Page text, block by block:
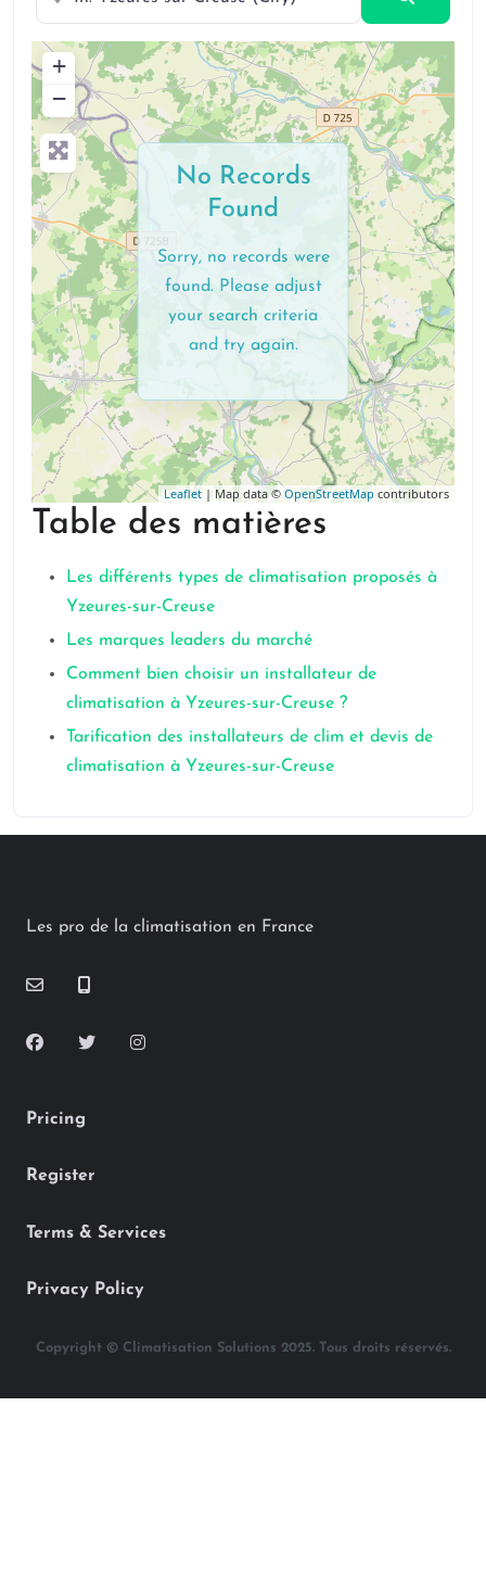
+
−
Leaflet | Map data © OpenStreetMap contributors
No Records
Found
Sorry, no records were
found. Please adjust
your search criteria
and try again.
Table des matières
Les différents types de climatisation proposés à
Yzeures-sur-Creuse
Les marques leaders du marché
Comment bien choisir un installateur de
climatisation à Yzeures-sur-Creuse ?
Tarification des installateurs de clim et devis de
climatisation à Yzeures-sur-Creuse
Les pro de la climatisation en France
Pricing
Register
Terms & Services
Privacy Policy
Copyright © Climatisation Solutions 2025. Tous droits réservés.